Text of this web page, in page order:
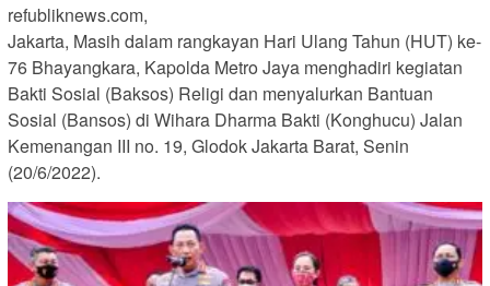
refubliknews.com,
Jakarta, Masih dalam rangkayan Hari Ulang Tahun (HUT) ke-
76 Bhayangkara, Kapolda Metro Jaya menghadiri kegiatan
Bakti Sosial (Baksos) Religi dan menyalurkan Bantuan
Sosial (Bansos) di Wihara Dharma Bakti (Konghucu) Jalan
Kemenangan III no. 19, Glodok Jakarta Barat, Senin
(20/6/2022).